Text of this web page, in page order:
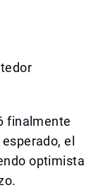
finalmente
el
optimista